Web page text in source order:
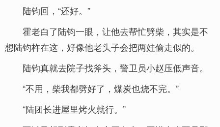
陆钧回，“还好。”
霍老白了陆钧一眼，让他去帮忙劈柴，其实是不
想陆钧杵在这，好像他老头子会把两娃偷走似的。
陆钧真就去院子找斧头，警卫员小赵压低声音。
“不用，柴我都劈好了，煤炭也烧不完。”
“陆团长进屋里烤火就行。”